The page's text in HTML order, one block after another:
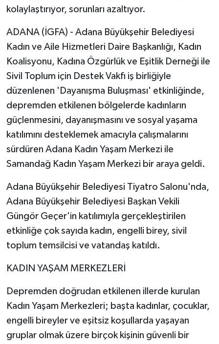
kolaylaştırıyor, sorunları azaltıyor.
ADANA (İGFA) - Adana Büyükşehir Belediyesi
Kadın ve Aile Hizmetleri Daire Başkanlığı, Kadın
Koalisyonu, Kadına Özgürlük ve Eşitlik Derneği ile
Sivil Toplum için Destek Vakfı iş birliğiyle
düzenlenen 'Dayanışma Buluşması' etkinliğinde,
depremden etkilenen bölgelerde kadınların
güçlenmesini, dayanışmasını ve sosyal yaşama
katılımını desteklemek amacıyla çalışmalarını
sürdüren Adana Kadın Yaşam Merkezi ile
Samandağ Kadın Yaşam Merkezi bir araya geldi.
Adana Büyükşehir Belediyesi Tiyatro Salonu'nda,
Adana Büyükşehir Belediyesi Başkan Vekili
Güngör Geçer'in katılımıyla gerçekleştirilen
etkinliğe çok sayıda kadın, engelli birey, sivil
toplum temsilcisi ve vatandaş katıldı.
KADIN YAŞAM MERKEZLERİ
Depremden doğrudan etkilenen illerde kurulan
Kadın Yaşam Merkezleri; başta kadınlar, çocuklar,
engelli bireyler ve eşitsiz koşullarda yaşayan
gruplar olmak üzere birçok kişinin güvenli bir